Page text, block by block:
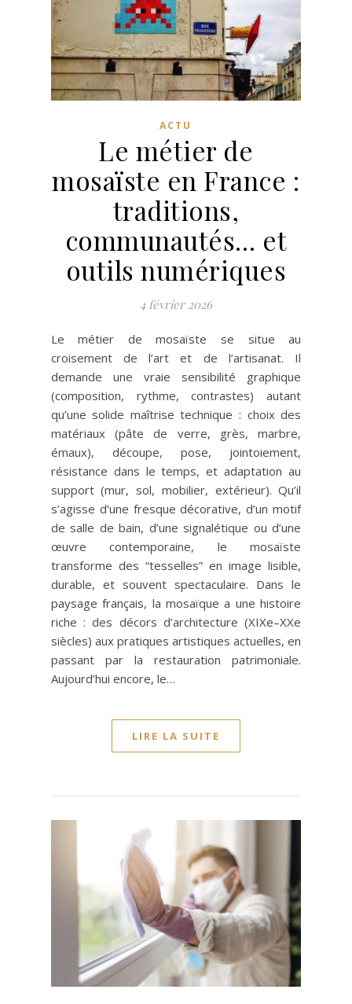
ACTU
Le métier de
mosaïste en France :
traditions,
communautés… et
outils numériques
4 février 2026
Le métier de mosaïste se situe au
croisement de l’art et de l’artisanat. Il
demande une vraie sensibilité graphique
(composition, rythme, contrastes) autant
qu’une solide maîtrise technique : choix des
matériaux (pâte de verre, grès, marbre,
émaux), découpe, pose, jointoiement,
résistance dans le temps, et adaptation au
support (mur, sol, mobilier, extérieur). Qu’il
s’agisse d’une fresque décorative, d’un motif
de salle de bain, d’une signalétique ou d’une
œuvre contemporaine, le mosaïste
transforme des “tesselles” en image lisible,
durable, et souvent spectaculaire. Dans le
paysage français, la mosaïque a une histoire
riche : des décors d’architecture (XIXe–XXe
siècles) aux pratiques artistiques actuelles, en
passant par la restauration patrimoniale.
Aujourd’hui encore, le…
LIRE LA SUITE